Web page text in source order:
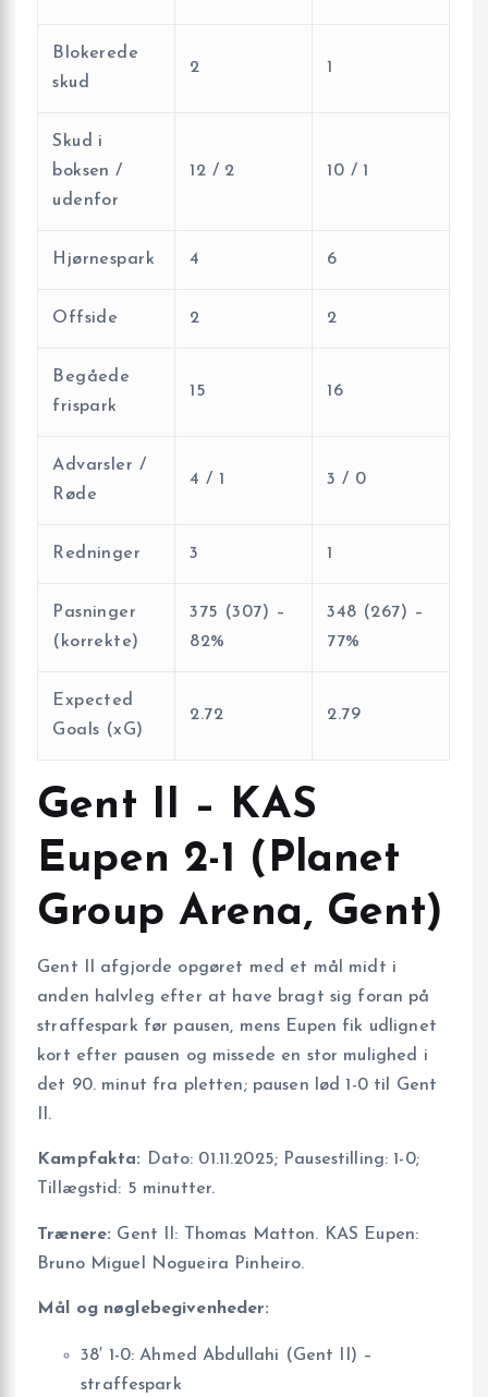
Blokerede
skud
2 1
Skud i
boksen /
udenfor
12 / 2 10 / 1
Hjørnespark 4 6
Offside 2 2
Begåede
frispark
15 16
Advarsler /
Røde
4 / 1 3 / 0
Redninger 3 1
Pasninger
(korrekte)
375 (307) –
82%
348 (267) –
77%
Expected
Goals (xG)
2.72 2.79
Gent II – KAS
Eupen 2-1 (Planet
Group Arena, Gent)
Gent II afgjorde opgøret med et mål midt i
anden halvleg efter at have bragt sig foran på
straffespark før pausen, mens Eupen fik udlignet
kort efter pausen og missede en stor mulighed i
det 90. minut fra pletten; pausen lød 1-0 til Gent
II.
Kampfakta: Dato: 01.11.2025; Pausestilling: 1-0;
Tillægstid: 5 minutter.
Trænere: Gent II: Thomas Matton. KAS Eupen:
Bruno Miguel Nogueira Pinheiro.
Mål og nøglebegivenheder:
38′ 1-0: Ahmed Abdullahi (Gent II) –
straffespark